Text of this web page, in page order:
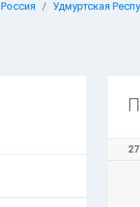
Россия Удмуртская